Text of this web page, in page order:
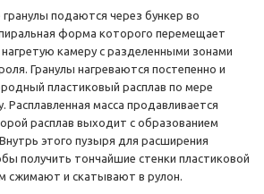
подаются через бункер во
форма которого перемещает
камеру с разделенными зонами
Гранулы нагреваются постепенно и
пластиковый расплав по мере
Расплавленная масса продавливается
расплав выходит с образованием
этого пузыря для расширения
получить тончайшие стенки пластиковой
сжимают и скатывают в рулон.